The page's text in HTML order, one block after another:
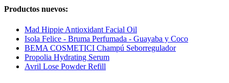
Productos nuevos:
Mad Hippie Antioxidant Facial Oil
Isola Felice - Bruma Perfumada - Guayaba y Coco
BEMA COSMETICI Champú Seborregulador
Propolia Hydrating Serum
Avril Lose Powder Refill